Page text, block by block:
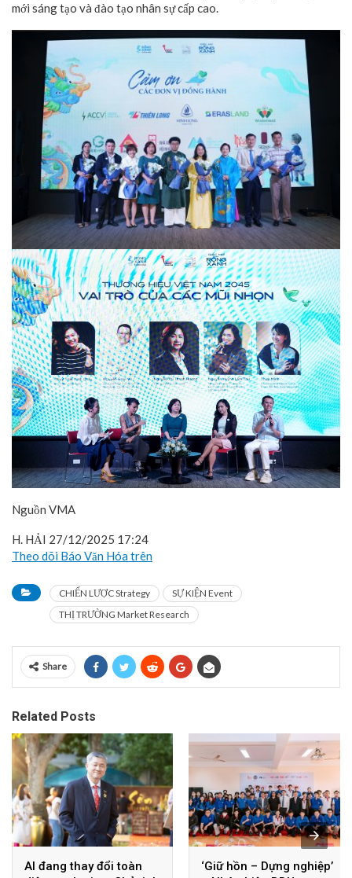
mới sáng tạo và đào tạo nhân sự cấp cao.
Nguồn VMA
H. HẢI 27/12/2025 17:24
Theo dõi Báo Văn Hóa trên
CHIẾN LƯỢC Strategy
SỰ KIỆN Event
THỊ TRƯỜNG Market Research
Share
Related Posts
AI đang thay đổi toàn
‘Giữ hồn – Dựng nghiệp’